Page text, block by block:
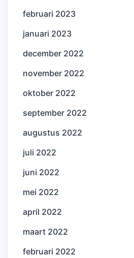
februari 2023
januari 2023
december 2022
november 2022
oktober 2022
september 2022
augustus 2022
juli 2022
juni 2022
mei 2022
april 2022
maart 2022
februari 2022